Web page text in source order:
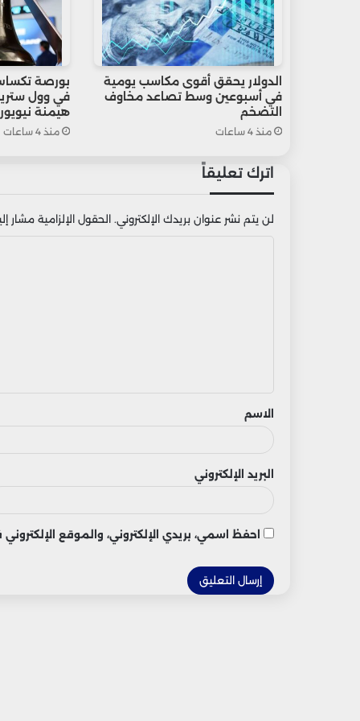
الدولار يحقق أقوى مكاسب يومية
في أسبوعين وسط تصاعد مخاوف
التضخم
منذ 4 ساعات
بورصة
في وول
هيمنة
منذ 4 ساعات
اترك تعليقاً
لن يتم نشر عنوان بريدك الإلكتروني. الحقول الإلزامية مشار
ق
الاسم
البريد الإلكتروني
احفظ اسمي، بريدي الإلكتروني، والموقع